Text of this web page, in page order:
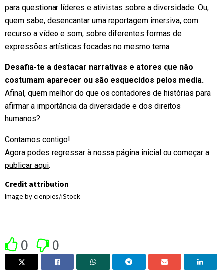
para questionar líderes e ativistas sobre a diversidade. Ou,
quem sabe, desencantar uma reportagem imersiva, com
recurso a vídeo e som, sobre diferentes formas de
expressões artísticas focadas no mesmo tema.
Desafia-te a destacar narrativas e atores que não
costumam aparecer ou são esquecidos pelos media.
Afinal, quem melhor do que os contadores de histórias para
afirmar a importância da diversidade e dos direitos
humanos?
Contamos contigo!
Agora podes regressar à nossa página inicial ou começar a
publicar aqui.
Credit attribution
Image by cienpies/iStock
0 0